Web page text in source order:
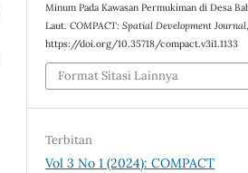
Minum Pada Kawasan Permukiman di Desa
Laut.COMPACT: Spatial Development Journal
https://doi.org/10.35718/compact.v3i1.1133
Format Sitasi Lainnya
Terbitan
Vol 3 No 1 (2024): COMPACT